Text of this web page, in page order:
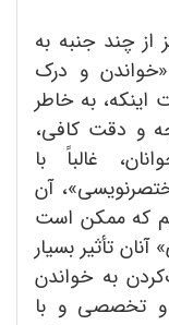
از چند جنبه به
و درک
به خاطر
و دقت کافی،
غالباً با
آن
که ممکن است
تأثیر بسیار
به خواندن
و تخصصی و با